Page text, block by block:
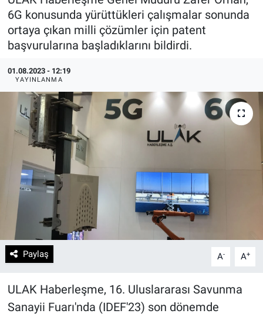
6G konusunda yürüttükleri çalışmalar sonunda
ortaya çıkan milli çözümler için patent
başvurularına başladıklarını bildirdi.
01.08.2023 - 12:19
YAYINLANMA
Paylaş A- A+
ULAK Haberleşme, 16. Uluslararası Savunma
Sanayii Fuarı'nda (IDEF'23) son dönemde